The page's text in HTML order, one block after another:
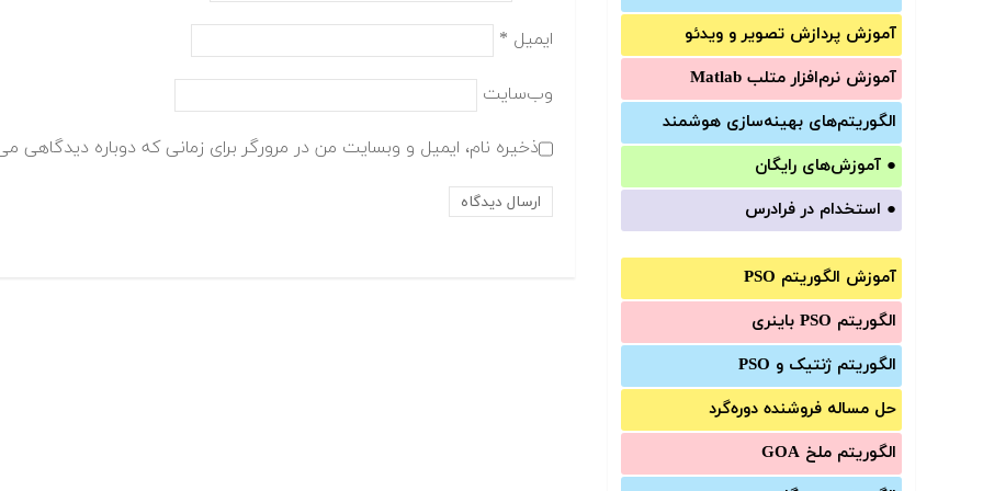
آموزش‌ پردازش تصویر و ویدئو
آموزش‌ نرم‌افزار متلب Matlab
الگوریتم‌های بهینه‌سازی هوشمند
● آموزش‌های رایگان
● استخدام در فرادرس
آموزش الگوریتم PSO
الگوریتم PSO باینری
الگوریتم ژنتیک و PSO
حل مساله فروشنده دوره‌گرد
الگوریتم ملخ GOA
ایمیل *
وب‌سایت
ذخیره نام، ایمیل و وبسایت من در مرورگر برای زمانی که دوباره دیدگاهی